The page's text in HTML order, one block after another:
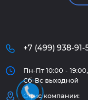
+7 (499) 938-91-
Пн-Пт 10:00 - 19:00,
Сб-Вс выходной
Офис компании: